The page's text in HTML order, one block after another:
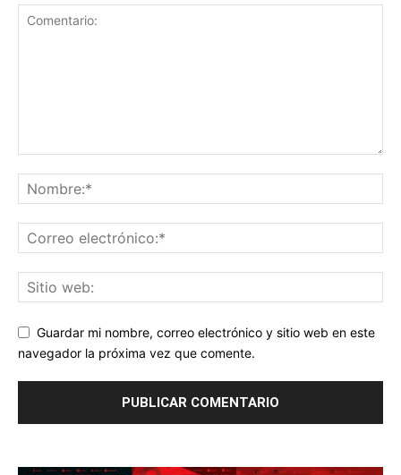
Guardar mi nombre, correo electrónico y sitio web en este
navegador la próxima vez que comente.